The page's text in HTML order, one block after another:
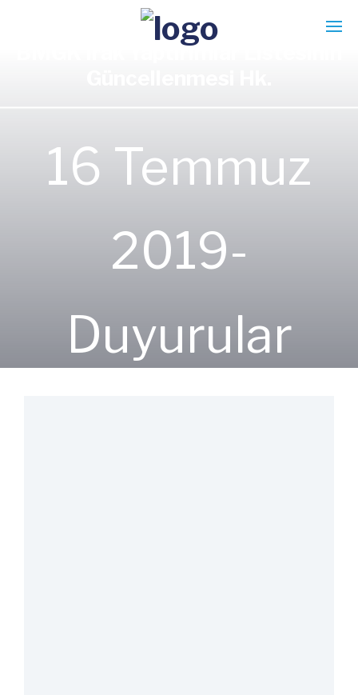
BMGK Irak Yaptırımlar Listesinin
16 Temmuz
2019-
Duyurular